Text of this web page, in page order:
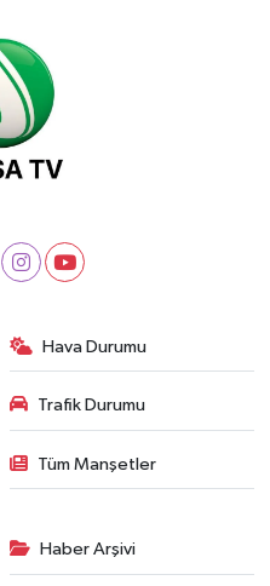
Hava Durumu
Trafik Durumu
Tüm Manşetler
Haber Arşivi